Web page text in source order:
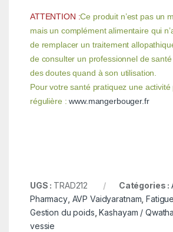
ATTENTION :Ce produit n’est pas un
mais un complément alimentaire qui
de remplacer un traitement
de consulter un professionnel de
des doutes quand à son utilisation.
Pour votre santé pratiquez une activité
régulière :www.mangerbouger.fr
UGS : TRAD212 Catégories :
Pharmacy, AVP Vaidyaratnam ,
Gestion du poids ,Kashayam /
vessie